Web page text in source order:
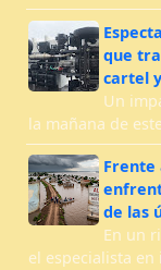
que
cartel
Un
la mañana de
Frente
de las
En un
el especialista